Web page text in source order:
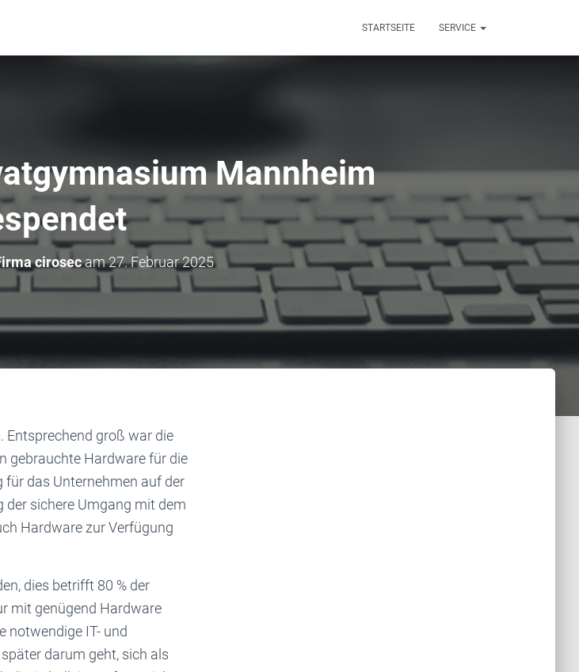
STARTSEITE SERVICE
Mannheim
cirosecam27. Februar 2025
Entsprechend groß war die
gebrauchte Hardware für die
für das Unternehmen auf der
der sichere Umgang mit dem
Hardware zur Verfügung
dies betrifft 80 % der
mit genügend Hardware
notwendige IT- und
darum geht, sich als